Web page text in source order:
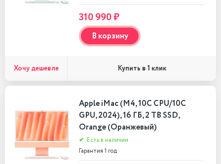
310 990 ₽
В корзину
Хочу дешевле Купить в 1 клик
Apple iMac (M4, 10C CPU/10C
GPU, 2024), 16 ГБ, 2 TB SSD,
Orange (Оранжевый)
✔ Есть в наличии
Гарантия 1 год